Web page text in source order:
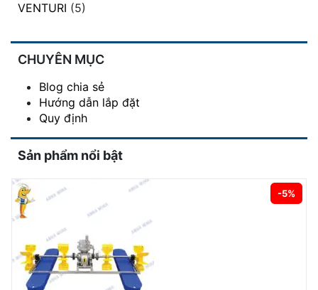
VENTURI (5)
CHUYÊN MỤC
Blog chia sẻ
Hướng dẫn lắp đặt
Quy định
Sản phẩm nổi bật
-5%